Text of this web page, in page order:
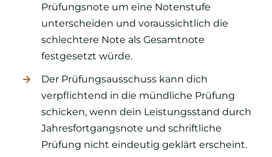
Prüfungsnote um eine Notenstufe
unterscheiden und voraussichtlich die
schlechtere Note als Gesamtnote
festgesetzt würde.
Der Prüfungsausschuss kann dich
verpflichtend in die mündliche Prüfung
schicken, wenn dein Leistungsstand durch
Jahresfortgangsnote und schriftliche
Prüfung nicht eindeutig geklärt erscheint.